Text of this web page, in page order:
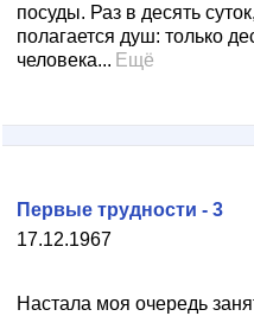
посуды. Раз в десять
полагается душ: только
человека... Ещё
17.12.1967
Первые трудности - 3
Настала моя очередь